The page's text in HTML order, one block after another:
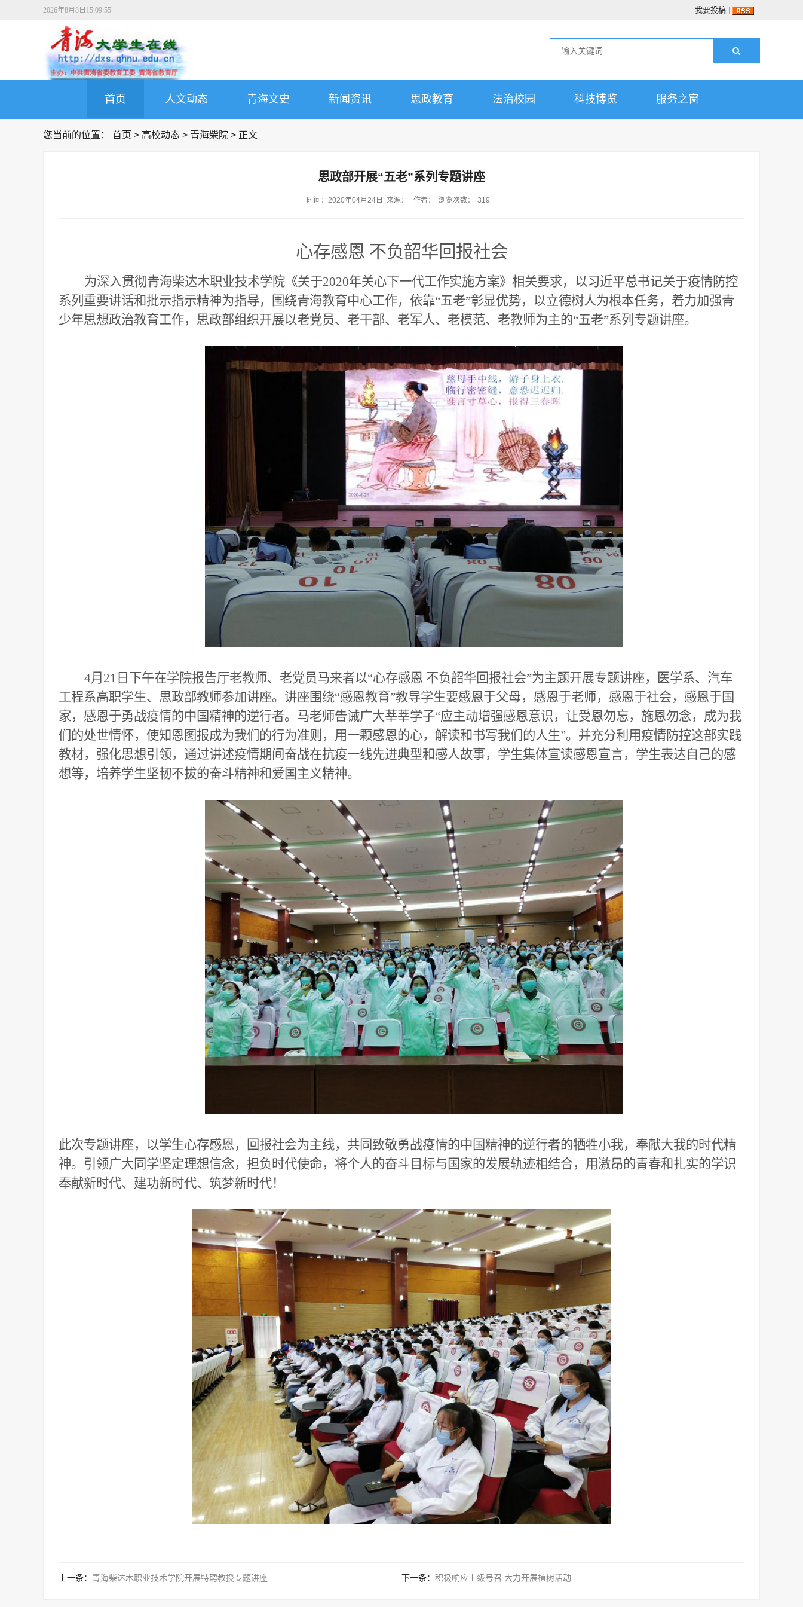
2026年8月8日15:09:56 我要投稿
首页 人文动态 青海文史 新闻资讯 思政教育 法治校园 科技博览 服务之窗
您当前的位置： 首页 > 高校动态 > 青海柴院 > 正文
思政部开展“五老”系列专题讲座
时间：2020年04月24日 来源： 作者： 浏览次数： 319
心存感恩 不负韶华回报社会
为深入贯彻青海柴达木职业技术学院《关于2020年关心下一代工作实施方案》相关要求，以习近平总书记关于疫情防控
系列重要讲话和批示指示精神为指导，围绕青海教育中心工作，依靠“五老”彰显优势，以立德树人为根本任务，着力加强青
少年思想政治教育工作，思政部组织开展以老党员、老干部、老军人、老模范、老教师为主的“五老”系列专题讲座。
4月21日下午在学院报告厅老教师、老党员马来者以“心存感恩 不负韶华回报社会”为主题开展专题讲座，医学系、汽车
工程系高职学生、思政部教师参加讲座。讲座围绕“感恩教育”教导学生要感恩于父母，感恩于老师，感恩于社会，感恩于国
家，感恩于勇战疫情的中国精神的逆行者。马老师告诫广大莘莘学子“应主动增强感恩意识，让受恩勿忘，施恩勿念，成为我
们的处世情怀，使知恩图报成为我们的行为准则，用一颗感恩的心，解读和书写我们的人生”。并充分利用疫情防控这部实践
教材，强化思想引领，通过讲述疫情期间奋战在抗疫一线先进典型和感人故事，学生集体宣读感恩宣言，学生表达自己的感
想等，培养学生坚韧不拔的奋斗精神和爱国主义精神。
此次专题讲座，以学生心存感恩，回报社会为主线，共同致敬勇战疫情的中国精神的逆行者的牺牲小我，奉献大我的时代精
神。引领广大同学坚定理想信念，担负时代使命，将个人的奋斗目标与国家的发展轨迹相结合，用激昂的青春和扎实的学识
奉献新时代、建功新时代、筑梦新时代！
上一条： 青海柴达木职业技术学院开展特聘教授专题讲座 下一条： 积极响应上级号召 大力开展植树活动